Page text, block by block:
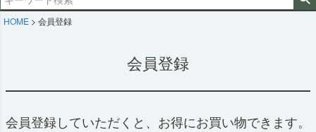
HOME 会員登録
会員登録
会員登録していただくと、お得にお買い物できます。